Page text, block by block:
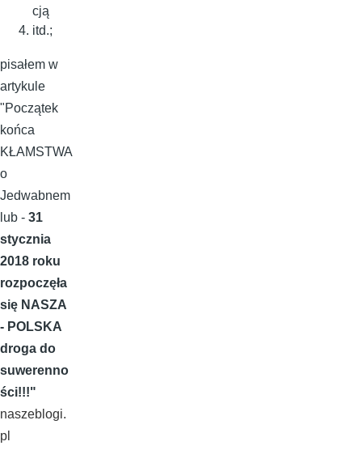
cją
itd.;
pisałem w
artykule
"Początek
końca
KŁAMSTWA
o
Jedwabnem
lub - 31
stycznia
2018 roku
rozpoczęła
się NASZA
- POLSKA
droga do
suwerenno
ści!!!"
naszeblogi.
pl